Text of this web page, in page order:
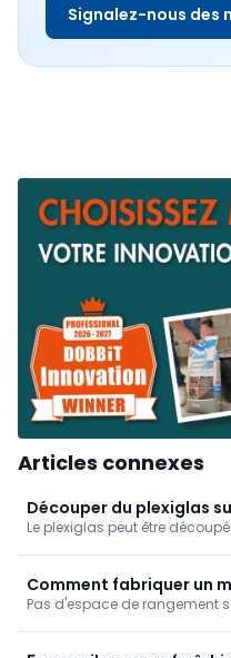
Signalez-nous des
Articles connexes
Découper du plexiglas
faire
Le plexiglas peut être
Comment fabriquer un
mesure?
Pas d'espace de rangement